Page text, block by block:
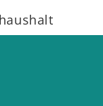
sind